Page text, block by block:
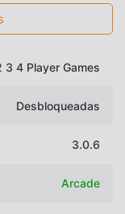
3 4 Player Games
Desbloqueadas
3.0.6
Arcade